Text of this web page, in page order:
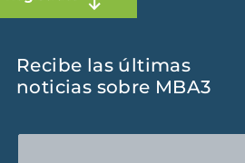
Recibe las últimas
noticias sobre MBA3